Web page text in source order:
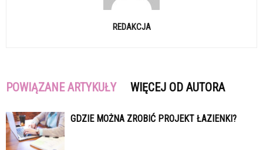
REDAKCJA
POWIĄZANE ARTYKUŁY WIĘCEJ OD AUTORA
GDZIE MOŻNA ZROBIĆ PROJEKT ŁAZIENKI?